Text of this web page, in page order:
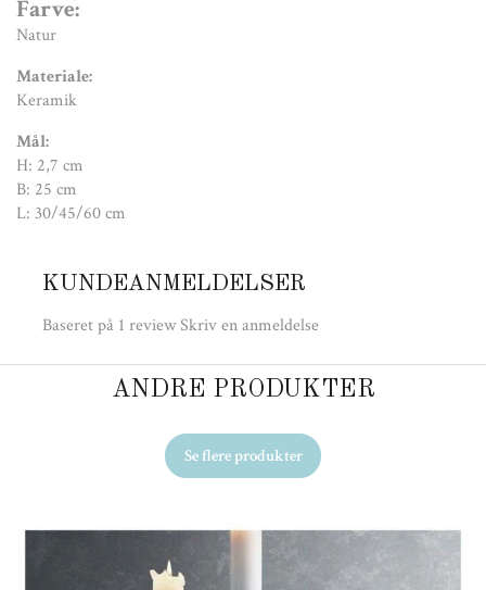
Farve:
Natur
Materiale:
Keramik
Mål:
H: 2,7 cm
B: 25 cm
L: 30/45/60 cm
KUNDEANMELDELSER
Baseret på 1 reviewSkriv en anmeldelse
ANDRE PRODUKTER
Se flere produkter